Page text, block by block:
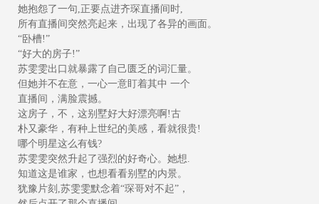
她抱怨了一句,正要点进齐琛直播间时,
所有直播间突然亮起来，出现了各异的画面。
“卧槽!”
“好大的房子!”
苏雯雯出口就暴露了自己匮乏的词汇量。
但她并不在意，一心一意盯着其中 一个
直播间，满脸震撼。
这房子，不，这别墅好大好漂亮啊!古
朴又豪华，有种上世纪的美感，看就很贵!
哪个明星这么有钱?
苏雯雯突然升起了强烈的好奇心。她想.
知道这是谁家，也想看看别墅的内景。
犹豫片刻,苏雯雯默念着“琛哥对不起”，